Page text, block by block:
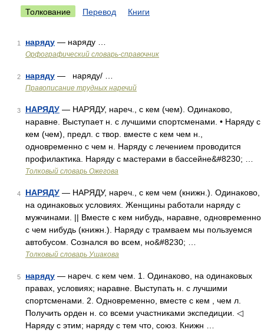
Толкование Перевод Книги
1 наряду — наряду …
Орфографический словарь-справочник
2 наряду — наряду/ …
Правописание трудных наречий
3 НАРЯДУ — НАРЯДУ, нареч., с кем (чем). Одинаково,
наравне. Выступает н. с лучшими спортсменами. • Наряду с
кем (чем), предл. с твор. вместе с кем чем н.,
одновременно с чем н. Наряду с лечением проводится
профилактика. Наряду с мастерами в бассейне&#8230; …
Толковый словарь Ожегова
4 НАРЯДУ — НАРЯДУ, нареч., с кем чем (книжн.). Одинаково,
на одинаковых условиях. Женщины работали наряду с
мужчинами. || Вместе с кем нибудь, наравне, одновременно
с чем нибудь (книжн.). Наряду с трамваем мы пользуемся
автобусом. Сознался во всем, но&#8230; …
Толковый словарь Ушакова
5 наряду — нареч. с кем чем. 1. Одинаково, на одинаковых
правах, условиях; наравне. Выступать н. с лучшими
спортсменами. 2. Одновременно, вместе с кем , чем л.
Получить орден н. со всеми участниками экспедиции. ◁
Наряду с этим; наряду с тем что, союз. Книжн …